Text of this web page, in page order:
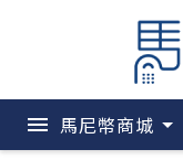
menu 馬尼幣商城